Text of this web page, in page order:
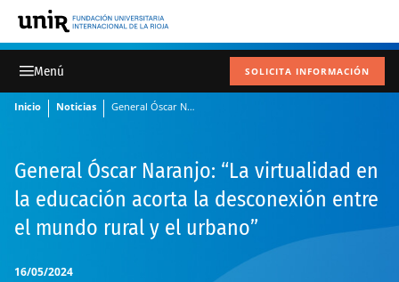
SOLICITA INFORMACIÓN
Inicio Noticias General Óscar Naranjo: "La virtualidad en la educación acorta la desconexión entre el mundo rural y el urbano"
16/05/2024
General Óscar Naranjo: “La virtualidad en
la educación acorta la desconexión entre
el mundo rural y el urbano”